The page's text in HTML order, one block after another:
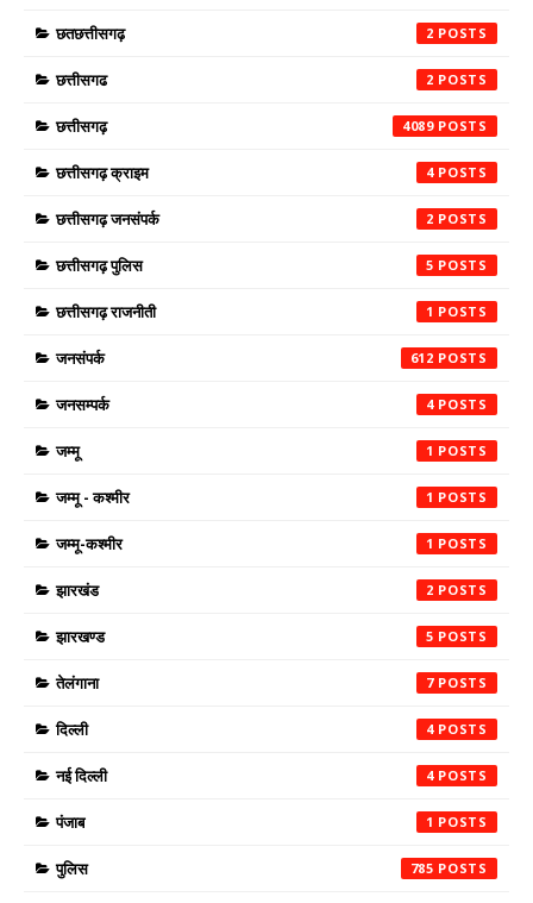
छतछत्तीसगढ़ 2
छत्तीसगढ 2
छत्तीसगढ़ 4089
छत्तीसगढ़ क्राइम 4
छत्तीसगढ़ जनसंपर्क 2
छत्तीसगढ़ पुलिस 5
छत्तीसगढ़ राजनीती 1
जनसंपर्क 612
जनसम्पर्क 4
जम्मू 1
जम्मू - कश्मीर 1
जम्मू-कश्मीर 1
झारखंड 2
झारखण्ड 5
तेलंगाना 7
दिल्ली 4
नई दिल्ली 4
पंजाब 1
पुलिस 785